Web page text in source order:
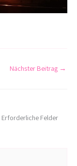
Nächster Beitrag →
Erforderliche Felder